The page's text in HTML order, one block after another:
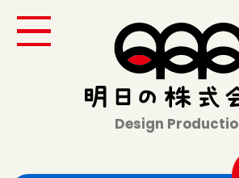
Design